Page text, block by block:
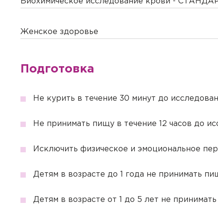
Женское здоровье
Подготовка
Не курить в течение 30 минут до
Не принимать пищу в течение 12 часов до
Исключить физическое и эмоциональное
Детям в возрасте до 1 года не принимать
Детям в возрасте от 1 до 5 лет не
другую дату. Наш
номер
Чтобы оплатить онлайн,
Обратите внимание!
указанным при
личном присутствии
необходимые услуги с
лабораторной
выезда количество
Укажите,
Вы